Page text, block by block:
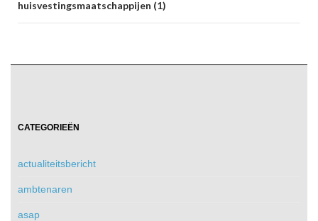
huisvestingsmaatschappijen (1)
CATEGORIEËN
actualiteitsbericht
ambtenaren
asap